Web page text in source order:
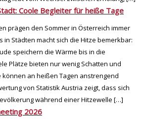
Coole Begleiter für heiße Tage
prägen den Sommer in Österreich immer
in Städten macht sich die Hitze bemerkbar:
speichern die Wärme bis in die
Plätze bieten nur wenig Schatten und
können an heißen Tagen anstrengend
von Statistik Austria zeigt, dass sich
während einer Hitzewelle […]
2026